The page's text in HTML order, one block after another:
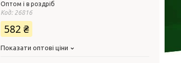
Оптом і в роздріб
Код: 26816
582 ₴
Показати оптові ціни